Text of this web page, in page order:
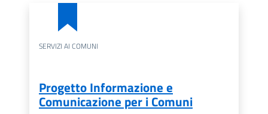
SERVIZI AI COMUNI
Progetto Informazione e
Comunicazione per i Comuni